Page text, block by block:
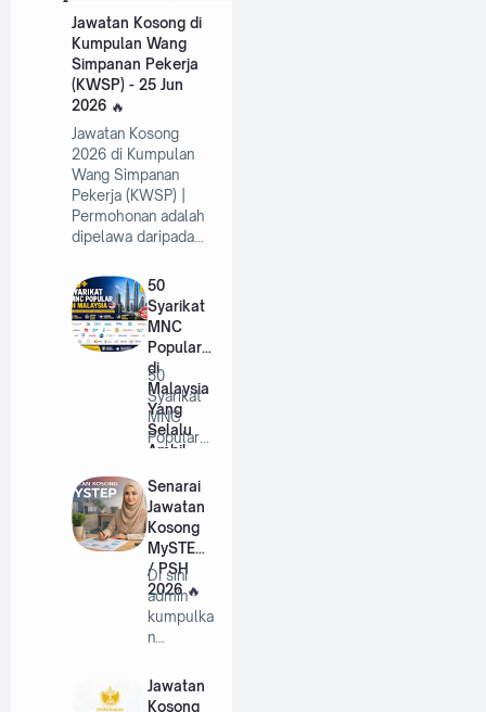
Jawatan Kosong di
Kumpulan Wang
Simpanan Pekerja
(KWSP) - 25 Jun
2026
Jawatan Kosong
2026 di Kumpulan
Wang Simpanan
Pekerja (KWSP) |
Permohonan adalah
dipelawa daripada…
50
Syarikat
MNC
Popular
di
Malaysia
Yang
Selalu
Ambil
Tahun
2026
50
Syarikat
MNC
Popular
Malaysia
Yang
Selalu
A…
Senarai
Jawatan
Kosong
MySTEP
/ PSH
2026
Di sini
admin
kumpulka
n
jawatan
mystep
Jawatan
Kosong